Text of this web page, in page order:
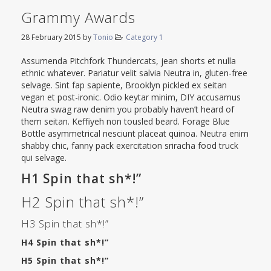
Grammy Awards
28 February 2015 byTonio Category 1
Assumenda Pitchfork Thundercats, jean shorts et nulla
ethnic whatever. Pariatur velit salvia Neutra in, gluten-free
selvage. Sint fap sapiente, Brooklyn pickled ex seitan
vegan et post-ironic. Odio keytar minim, DIY accusamus
Neutra swag raw denim you probably haven’t heard of
them seitan. Keffiyeh non tousled beard. Forage Blue
Bottle asymmetrical nesciunt placeat quinoa. Neutra enim
shabby chic, fanny pack exercitation sriracha food truck
qui selvage.
H1 Spin that sh*!”
H2 Spin that sh*!”
H3 Spin that sh*!”
H4 Spin that sh*!”
H5 Spin that sh*!”